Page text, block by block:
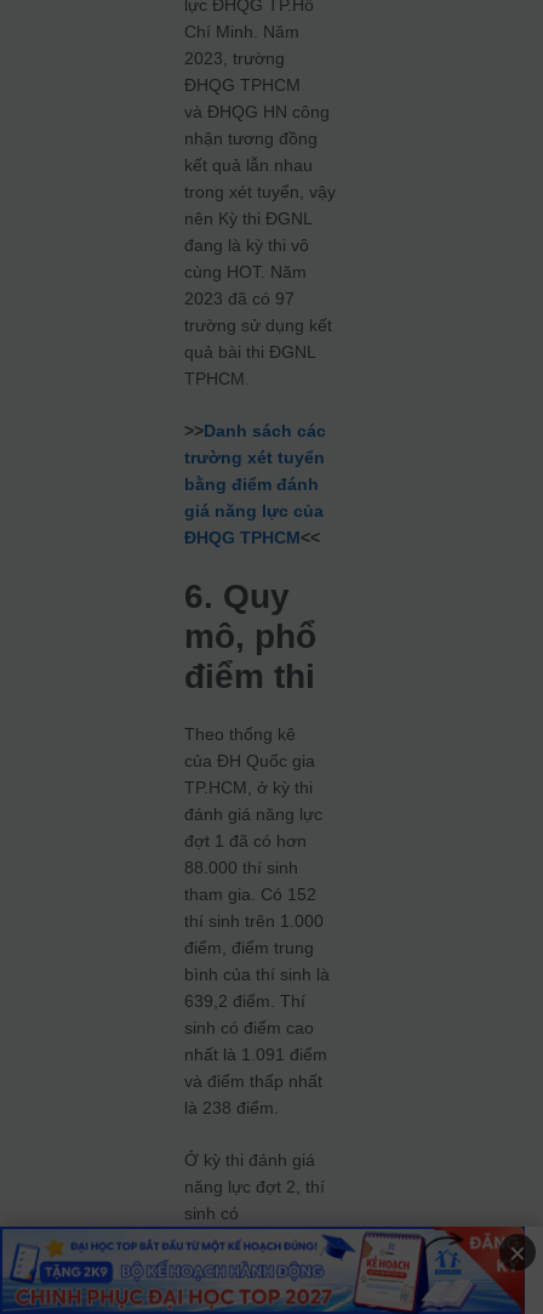
lực ĐHQG TP.Hồ
Chí Minh. Năm
2023, trường
ĐHQG TPHCM
và ĐHQG HN công
nhận tương đồng
kết quả lẫn nhau
trong xét tuyển, vậy
nên Kỳ thi ĐGNL
đang là kỳ thi vô
cùng HOT. Năm
2023 đã có 97
trường sử dụng kết
quả bài thi ĐGNL
TPHCM.
>>Danh sách các
trường xét tuyển
bằng điểm đánh
giá năng lực của
ĐHQG TPHCM<<
6. Quy
mô, phổ
điểm thi
Theo thống kê
của ĐH Quốc gia
TP.HCM, ở kỳ thi
đánh giá năng lực
đợt 1 đã có hơn
88.000 thí sinh
tham gia. Có 152
thí sinh trên 1.000
điểm, điểm trung
bình của thí sinh là
639,2 điểm. Thí
sinh có điểm cao
nhất là 1.091 điểm
và điểm thấp nhất
là 238 điểm.
Ở kỳ thi đánh giá
năng lực đợt 2, thí
sinh có
sốđiểm thấp nhất
là 190 điểm; thủ
khoa kỳ thi đánh
×